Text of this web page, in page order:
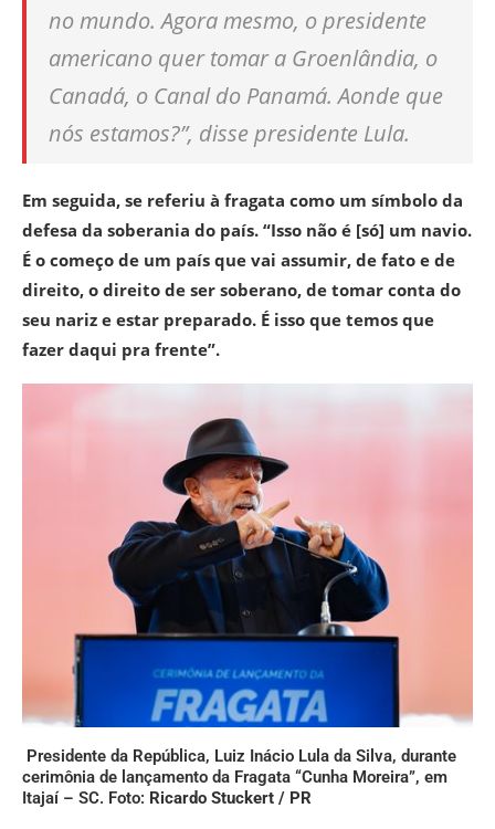
no mundo. Agora mesmo, o presidente
americano quer tomar a Groenlândia, o
Canadá, o Canal do Panamá. Aonde que
nós estamos?”, disse presidente Lula.
Em seguida, se referiu à fragata como um símbolo da
defesa da soberania do país. “Isso não é [só] um navio.
É o começo de um país que vai assumir, de fato e de
direito, o direito de ser soberano, de tomar conta do
seu nariz e estar preparado. É isso que temos que
fazer daqui pra frente”.
Presidente da República, Luiz Inácio Lula da Silva, durante
cerimônia de lançamento da Fragata “Cunha Moreira”, em
Itajaí – SC. Foto: Ricardo Stuckert / PR